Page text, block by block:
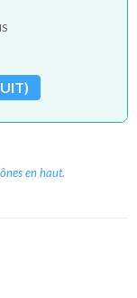
en haut.